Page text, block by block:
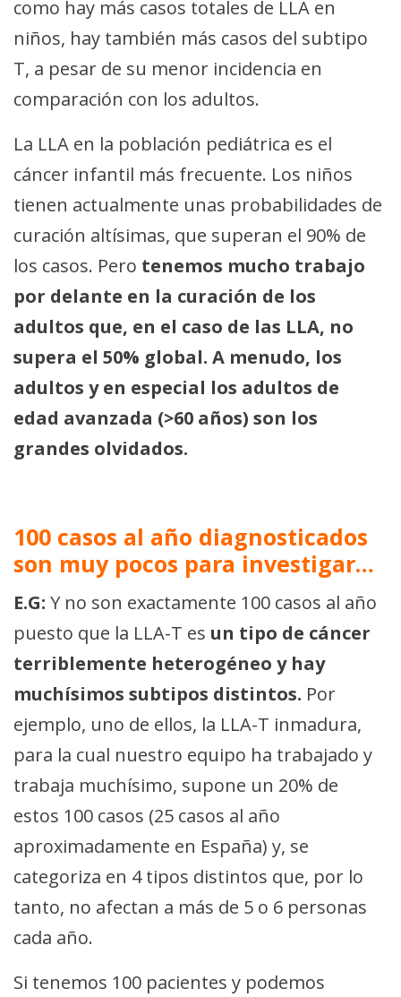
como hay más casos totales de LLA en
niños, hay también más casos del subtipo
T, a pesar de su menor incidencia en
comparación con los adultos.
La LLA en la población pediátrica es el
cáncer infantil más frecuente. Los niños
tienen actualmente unas probabilidades de
curación altísimas, que superan el 90% de
los casos. Pero tenemos mucho trabajo
por delante en la curación de los
adultos que, en el caso de las LLA, no
supera el 50% global. A menudo, los
adultos y en especial los adultos de
edad avanzada (>60 años) son los
grandes olvidados.
100 casos al año diagnosticados
son muy pocos para investigar…
E.G: Y no son exactamente 100 casos al año
puesto que la LLA-T es un tipo de cáncer
terriblemente heterogéneo y hay
muchísimos subtipos distintos. Por
ejemplo, uno de ellos, la LLA-T inmadura,
para la cual nuestro equipo ha trabajado y
trabaja muchísimo, supone un 20% de
estos 100 casos (25 casos al año
aproximadamente en España) y, se
categoriza en 4 tipos distintos que, por lo
tanto, no afectan a más de 5 o 6 personas
cada año.
Si tenemos 100 pacientes y podemos